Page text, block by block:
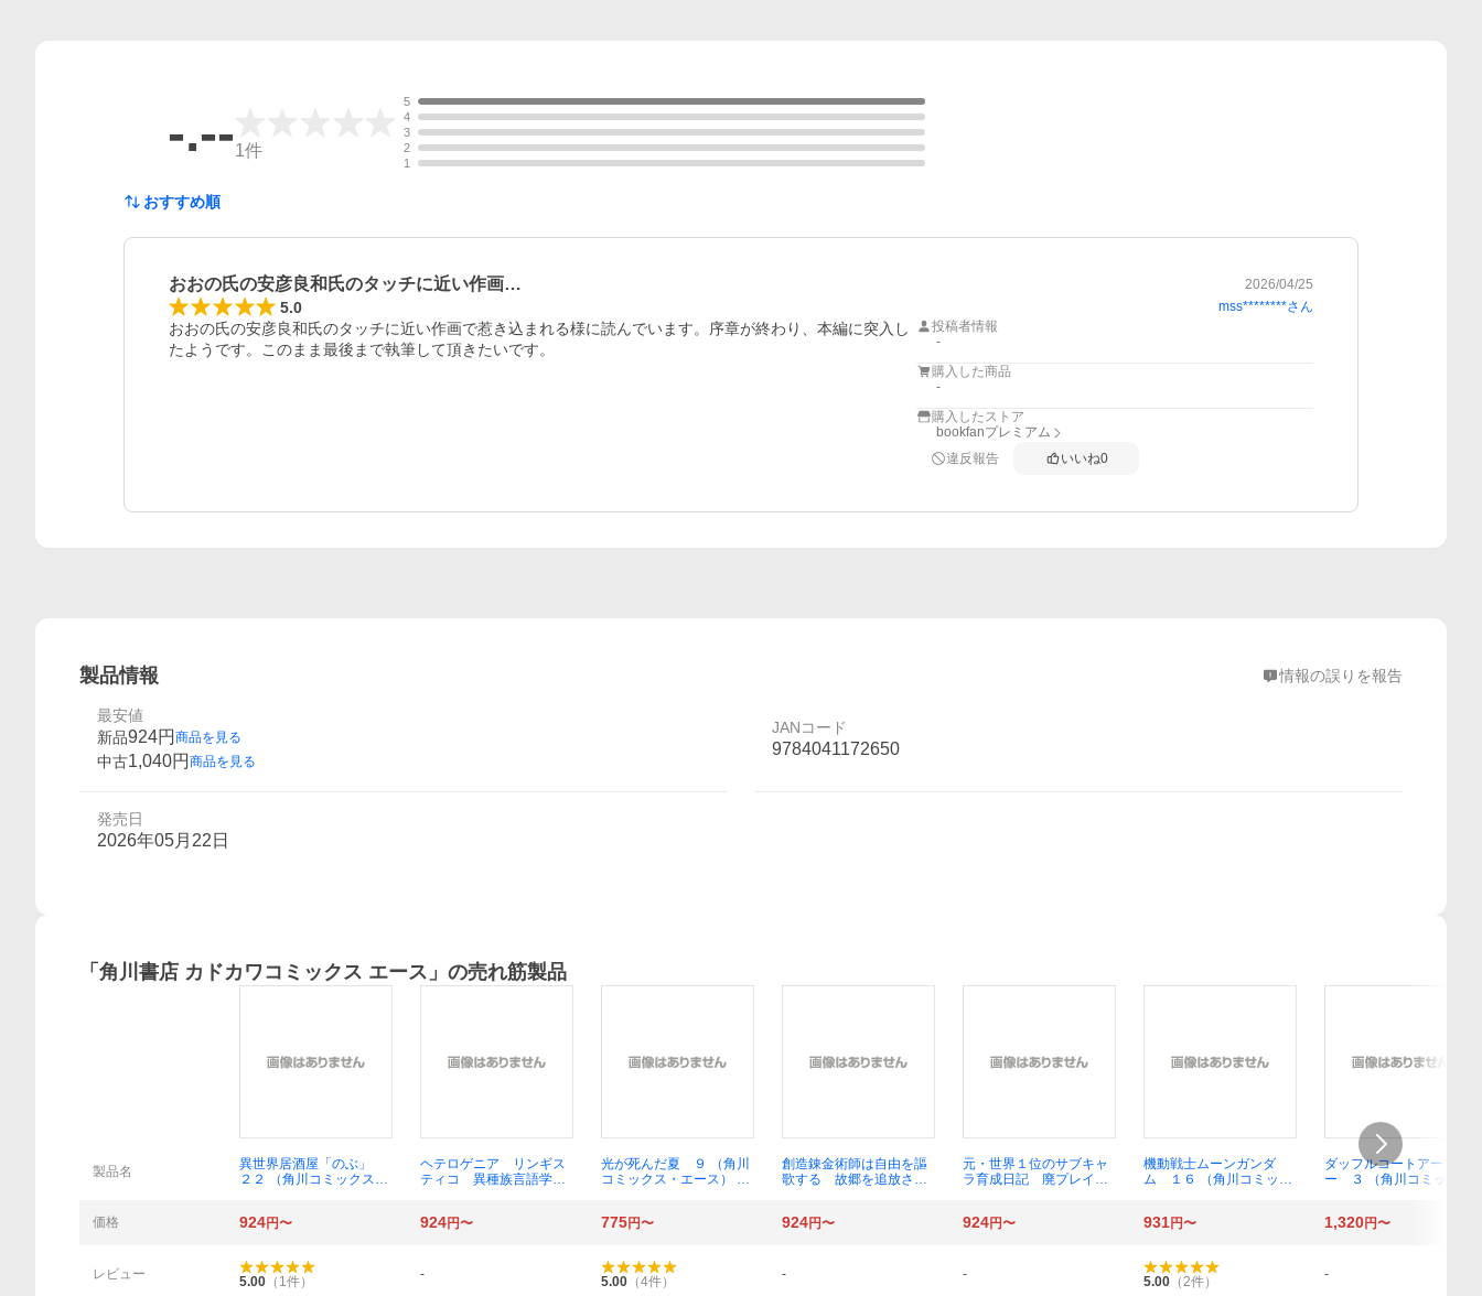
-.--1件
5
4
3
2
1
おすすめ順
おおの氏の安彦良和氏のタッチに近い作画… 2026/04/25
5.0 mss********さん
おおの氏の安彦良和氏のタッチに近い作画で惹き込まれる様に読んでいます。序章が終わり、本編に突入し
たようです。このまま最後まで執筆して頂きたいです。
投稿者情報
-
購入した商品
-
購入したストア
bookfanプレミアム
違反報告
いいね0
製品情報 情報の誤りを報告
最安値
新品924円 商品を見る
中古1,040円 商品を見る
JANコード
9784041172650
発売日
2026年05月22日
「 角川書店 カドカワコミックス エース 」の売れ筋製品
製品名
異世界居酒屋「のぶ」
２２ （角川コミックス・
／漫画 転／キャラクタ
ヘテロゲニア リンギス
ティコ 異種族言語学入
著
光が死んだ夏 ９ （角川
コミックス・エース） モ
創造錬金術師は自由を謳
歌する 故郷を追放され
ム作り放題になりまし
／原作 姫乃タカ／漫
元・世界１位のサブキャ
ラ育成日記 廃プレイヤ
エース） 沢村治太郎／原
機動戦士ムーンガンダ
ム １６ （角川コミック
ダッフルコートアーミ
ー ３ （角川コミック
価格 924円〜 924円〜 775円〜 924円〜 924円〜 931円〜 1,320円〜
レビュー
5.00 （ 1件） - 5.00 （4件） - - 5.00 （2件） -